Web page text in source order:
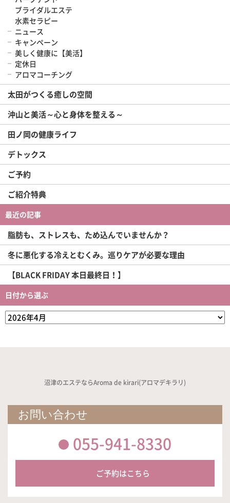
ブライダルエステ
水素セラピー
ニュース
キャンペーン
美しく健康に【美活】
定休日
アロマコーチング
太田がつくる癒しの空間
沖山と美活～心と身体を整える～
田ノ岡の健康ライフ
デトックス
ご予約
ご紹介特典
最近の記事
脂肪も、ストレスも、ため込んでいませんか？
冬に悪化する冷えとむくみ。巡りケアが必要な理由
【BLACK FRIDAY 本日最終日！】
日付から選ぶ
沼津のエステならAroma de kirari(アロマデキラリ)
お問い合わせ
055-941-8330
ご予約はこちら